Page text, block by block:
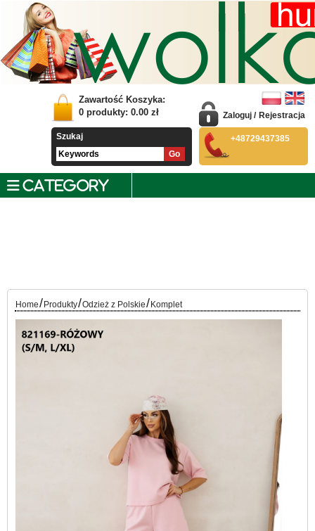
Zawartość Koszyka:
0 produkty: 0.00 zł
Szukaj
Zaloguj / Rejestracja
+48729437385
CATEGORY
Home/ Produkty/Odzież z Polskie/ Komplet